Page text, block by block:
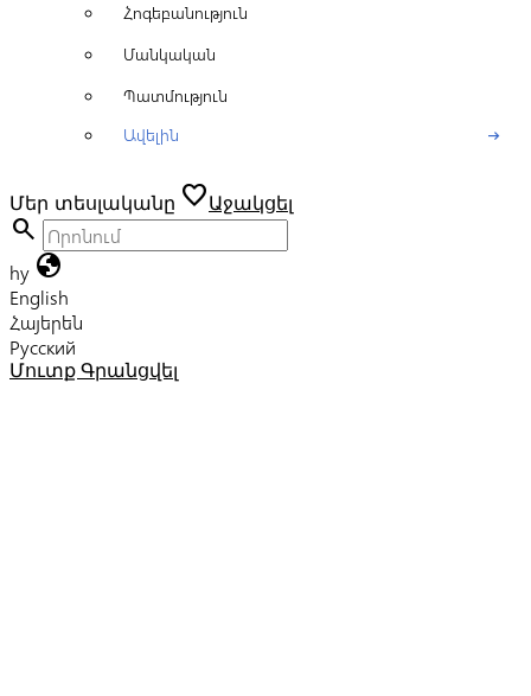
Հոգեբանություն
Մանկական
Պատմություն
Ավելին
arrow_right_alt
Մեր տեսլականը favoriteԱջակցել
search
hy globe
English
Հայերեն
Русский
Մուտք Գրանցվել